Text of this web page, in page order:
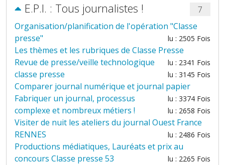
E.P.I. : Tous journalistes !
7
Organisation/planification de l'opération "Classe
presse"
lu : 2505 Fois
Les thèmes et les rubriques de Classe Presse
lu : 2341 Fois
Revue de presse/veille technologique
classe presse
lu : 3145 Fois
Comparer journal numérique et journal papier
lu : 3374 Fois
Fabriquer un journal, processus
complexe et nombreux métiers !
lu : 2658 Fois
Visiter de nuit les ateliers du journal Ouest France
RENNES
lu : 2486 Fois
Productions médiatiques, Lauréats et prix au
concours Classe presse 53
lu : 2265 Fois